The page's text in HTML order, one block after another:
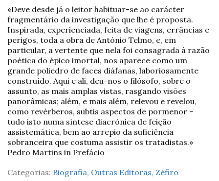
«Deve desde já o leitor habituar-se ao carácter
fragmentário da investigação que lhe é proposta.
Inspirada, experienciada, feita de viagens, errâncias e
perigos, toda a obra de António Telmo, e, em
particular, a vertente que nela foi consagrada à razão
poética do épico imortal, nos aparece como um
grande poliedro de faces diáfanas, laboriosamente
construído. Aqui e ali, deu-nos o filósofo, sobre o
assunto, as mais amplas vistas, rasgando visões
panorâmicas; além, e mais além, relevou e revelou,
como revérberos, subtis aspectos de pormenor –
tudo isto numa síntese diacrónica de feição
assistemática, bem ao arrepio da suficiência
sobranceira que costuma assistir os tratadistas.»
Pedro Martins in Prefácio
Categorias: Biografia, Outras Editoras, Zéfiro